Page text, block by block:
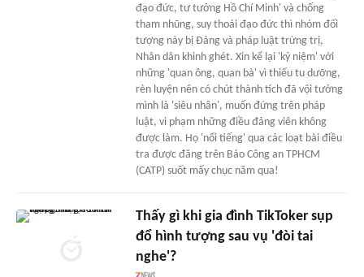
đạo đức, tư tưởng Hồ Chí Minh' và chống
tham nhũng, suy thoái đạo đức thì nhóm đối
tượng này bị Đảng và pháp luật trừng trị,
Nhân dân khinh ghét. Xin kể lại 'kỷ niệm' với
những 'quan ông, quan bà' vì thiếu tu dưỡng,
rèn luyện nên có chút thành tích đã vội tưởng
mình là 'siêu nhân', muốn đứng trên pháp
luật, vi phạm những điều đảng viên không
được làm. Họ 'nổi tiếng' qua các loạt bài điều
tra được đăng trên Báo Công an TPHCM
(CATP) suốt mấy chục năm qua!
Thấy gì khi gia đình TikToker sụp
đổ hình tượng sau vụ 'đòi tai
nghe'?